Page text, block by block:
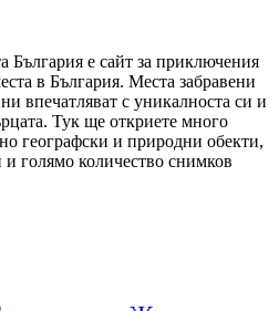
България е сайт за приключения
в България. Места забравени
впечатляват с уникалноста си и
Тук ще откриете много
географски и природни обекти,
голямо количество снимков